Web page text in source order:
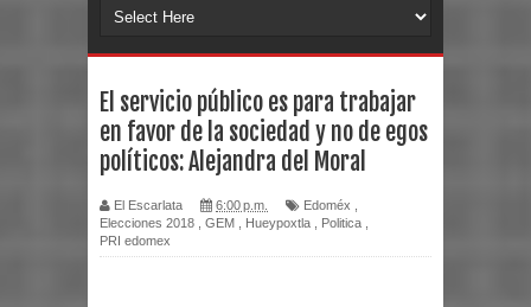
El servicio público es para trabajar
en favor de la sociedad y no de egos
políticos: Alejandra del Moral
El Escarlata 6:00 p.m. Edoméx
Elecciones 2018
GEM Hueypoxtla Politica
PRI edomex